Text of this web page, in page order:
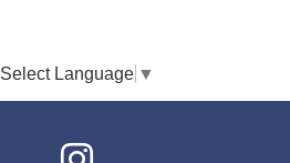
Select Language ▼